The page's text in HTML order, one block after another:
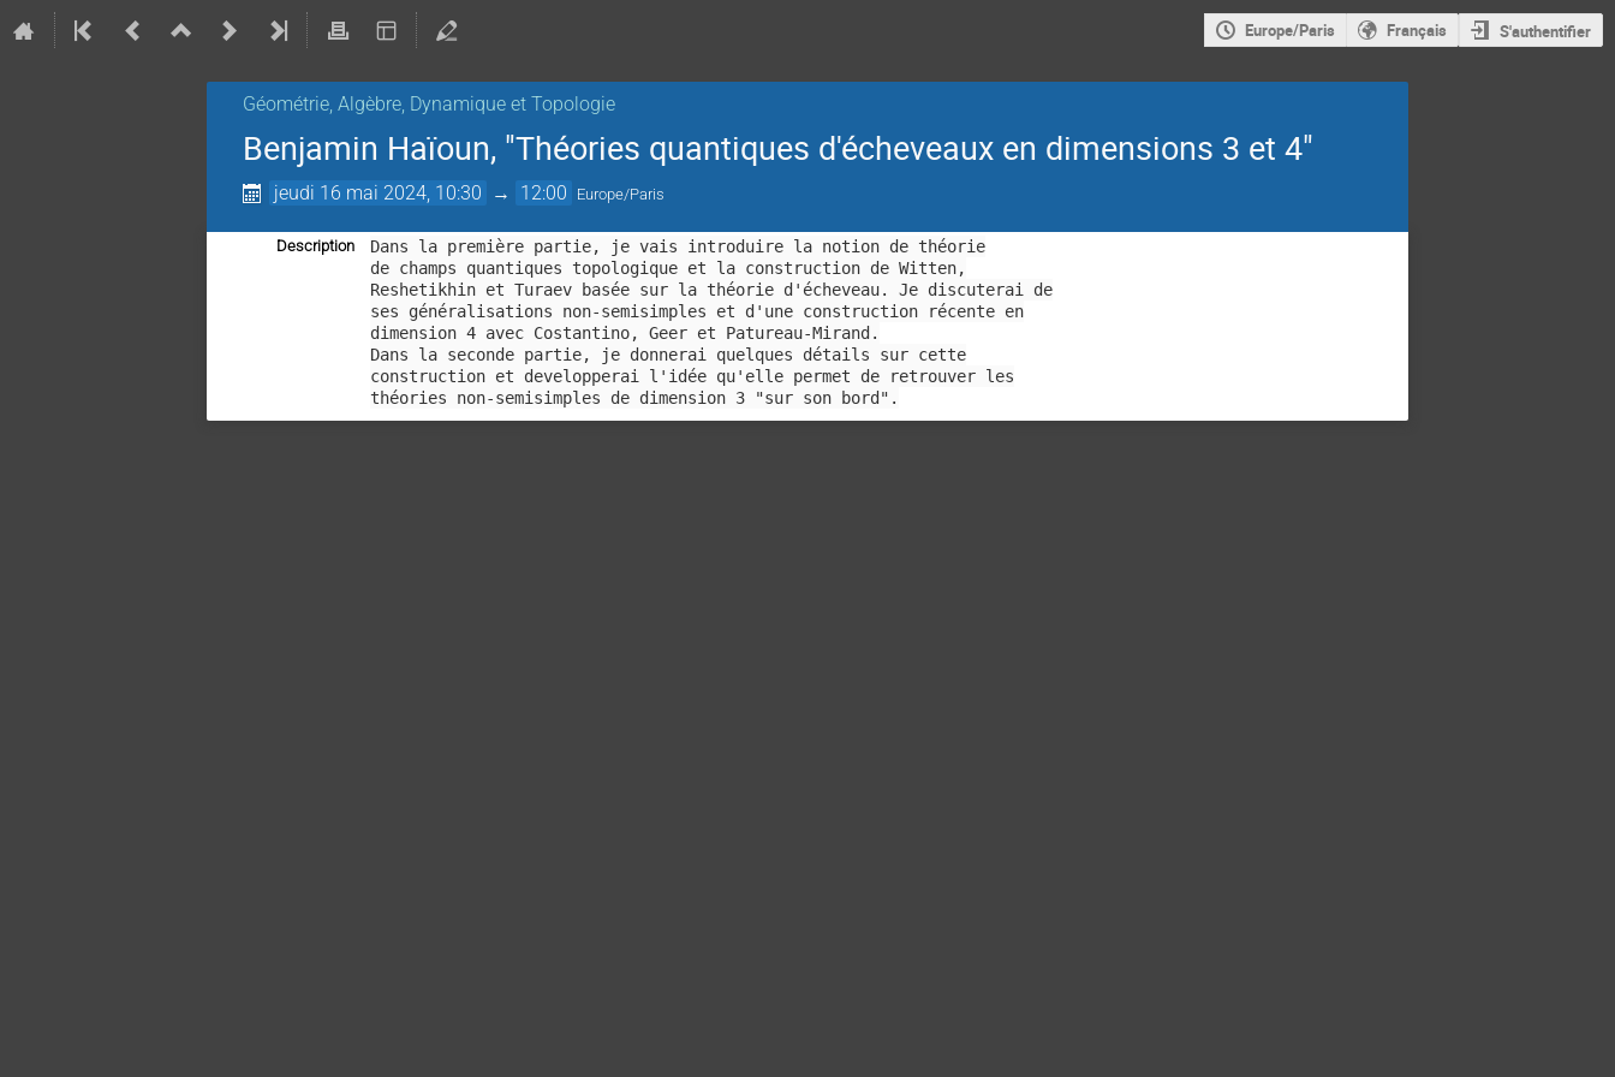
Europe/Paris Français S'authentifier
Géométrie, Algèbre, Dynamique et Topologie
Benjamin Haïoun, "Théories quantiques d'écheveaux en dimensions 3 et 4"
jeudi 16 mai 2024, 10:30 → 12:00 Europe/Paris
Description
Dans la première partie, je vais introduire la notion de théorie
de champs quantiques topologique et la construction de Witten,
Reshetikhin et Turaev basée sur la théorie d'écheveau. Je discuterai de
ses généralisations non-semisimples et d'une construction récente en
dimension 4 avec Costantino, Geer et Patureau-Mirand.
Dans la seconde partie, je donnerai quelques détails sur cette
construction et developperai l'idée qu'elle permet de retrouver les
théories non-semisimples de dimension 3 "sur son bord".